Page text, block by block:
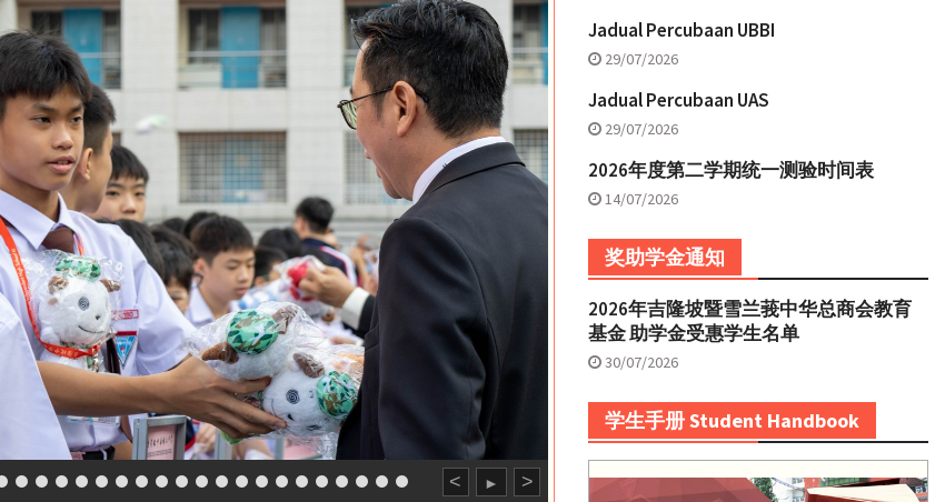
< ► >
Jadual Percubaan UBBI
29/07/2026
Jadual Percubaan UAS
29/07/2026
2026年度第二学期统一测验时间表
14/07/2026
奖助学金通知
2026年吉隆坡暨雪兰莪中华总商会教育
基金 助学金受惠学生名单
30/07/2026
学生手册 Student Handbook